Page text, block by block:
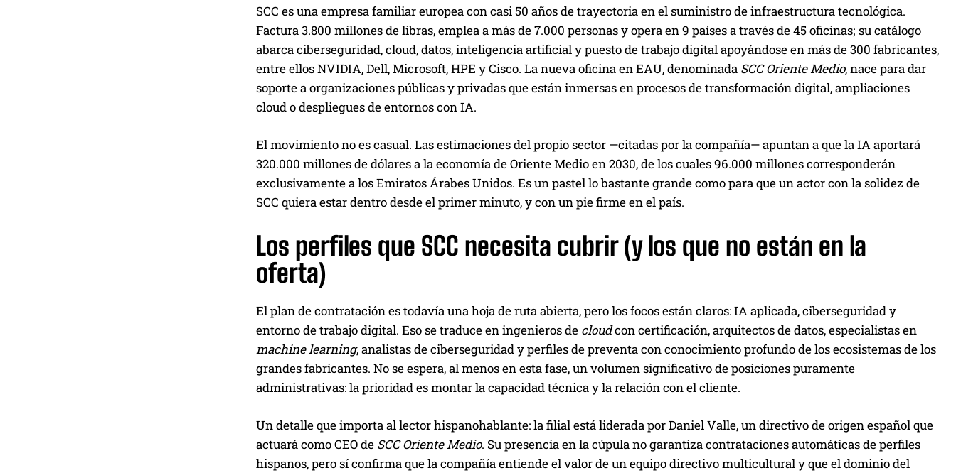
SCC es una empresa familiar europea con casi 50 años de trayectoria en el suministro de infraestructura tecnológica.
Factura 3.800 millones de libras, emplea a más de 7.000 personas y opera en 9 países a través de 45 oficinas; su catálogo
abarca ciberseguridad, cloud, datos, inteligencia artificial y puesto de trabajo digital apoyándose en más de 300 fabricantes,
entre ellos NVIDIA, Dell, Microsoft, HPE y Cisco. La nueva oficina en EAU, denominada SCC Oriente Medio, nace para dar
soporte a organizaciones públicas y privadas que están inmersas en procesos de transformación digital, ampliaciones
cloud o despliegues de entornos con IA.
El movimiento no es casual. Las estimaciones del propio sector —citadas por la compañía— apuntan a que la IA aportará
320.000 millones de dólares a la economía de Oriente Medio en 2030, de los cuales 96.000 millones corresponderán
exclusivamente a los Emiratos Árabes Unidos. Es un pastel lo bastante grande como para que un actor con la solidez de
SCC quiera estar dentro desde el primer minuto, y con un pie firme en el país.
Los perfiles que SCC necesita cubrir (y los que no están en la
oferta)
El plan de contratación es todavía una hoja de ruta abierta, pero los focos están claros: IA aplicada, ciberseguridad y
entorno de trabajo digital. Eso se traduce en ingenieros de cloudcon certificación, arquitectos de datos, especialistas en
machine learning, analistas de ciberseguridad y perfiles de preventa con conocimiento profundo de los ecosistemas de los
grandes fabricantes. No se espera, al menos en esta fase, un volumen significativo de posiciones puramente
administrativas: la prioridad es montar la capacidad técnica y la relación con el cliente.
Un detalle que importa al lector hispanohablante: la filial está liderada por Daniel Valle, un directivo de origen español que
actuará como CEO de SCC Oriente Medio. Su presencia en la cúpula no garantiza contrataciones automáticas de perfiles
hispanos, pero sí confirma que la compañía entiende el valor de un equipo directivo multicultural y que el dominio del